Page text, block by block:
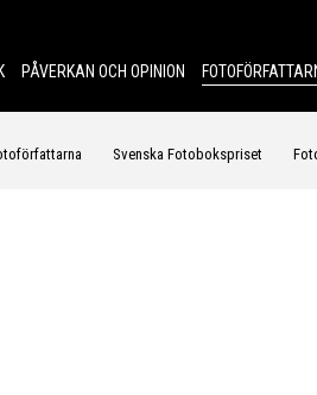
PÅVERKAN OCH OPINION
Svenska Fotobokspriset